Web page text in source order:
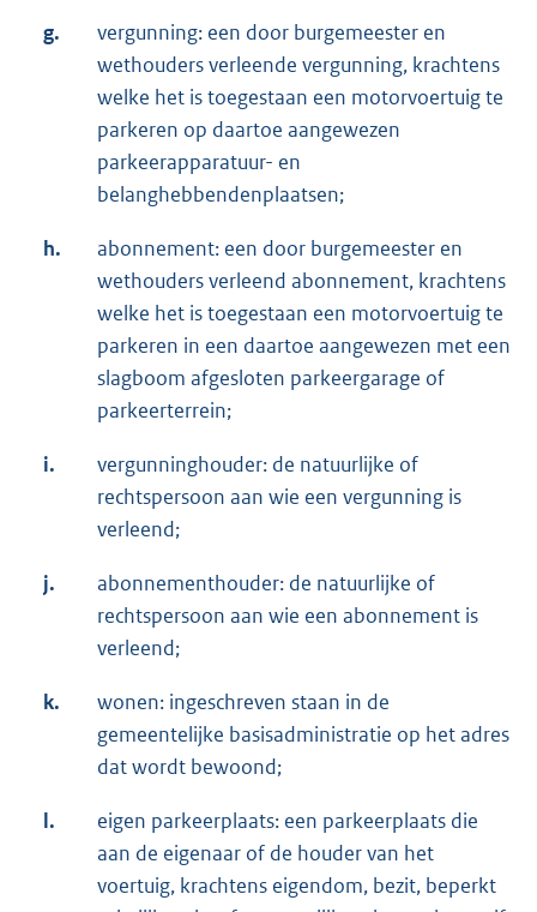
g.
vergunning: een door burgemeester en
wethouders verleende vergunning, krachtens
welke het is toegestaan een motorvoertuig te
parkeren op daartoe aangewezen
parkeerapparatuur- en
belanghebbendenplaatsen;
h.
abonnement: een door burgemeester en
wethouders verleend abonnement, krachtens
welke het is toegestaan een motorvoertuig te
parkeren in een daartoe aangewezen met een
slagboom afgesloten parkeergarage of
parkeerterrein;
i.
vergunninghouder: de natuurlijke of
rechtspersoon aan wie een vergunning is
verleend;
j.
abonnementhouder: de natuurlijke of
rechtspersoon aan wie een abonnement is
verleend;
k.
wonen: ingeschreven staan in de
gemeentelijke basisadministratie op het adres
dat wordt bewoond;
l.
eigen parkeerplaats: een parkeerplaats die
aan de eigenaar of de houder van het
voertuig, krachtens eigendom, bezit, beperkt